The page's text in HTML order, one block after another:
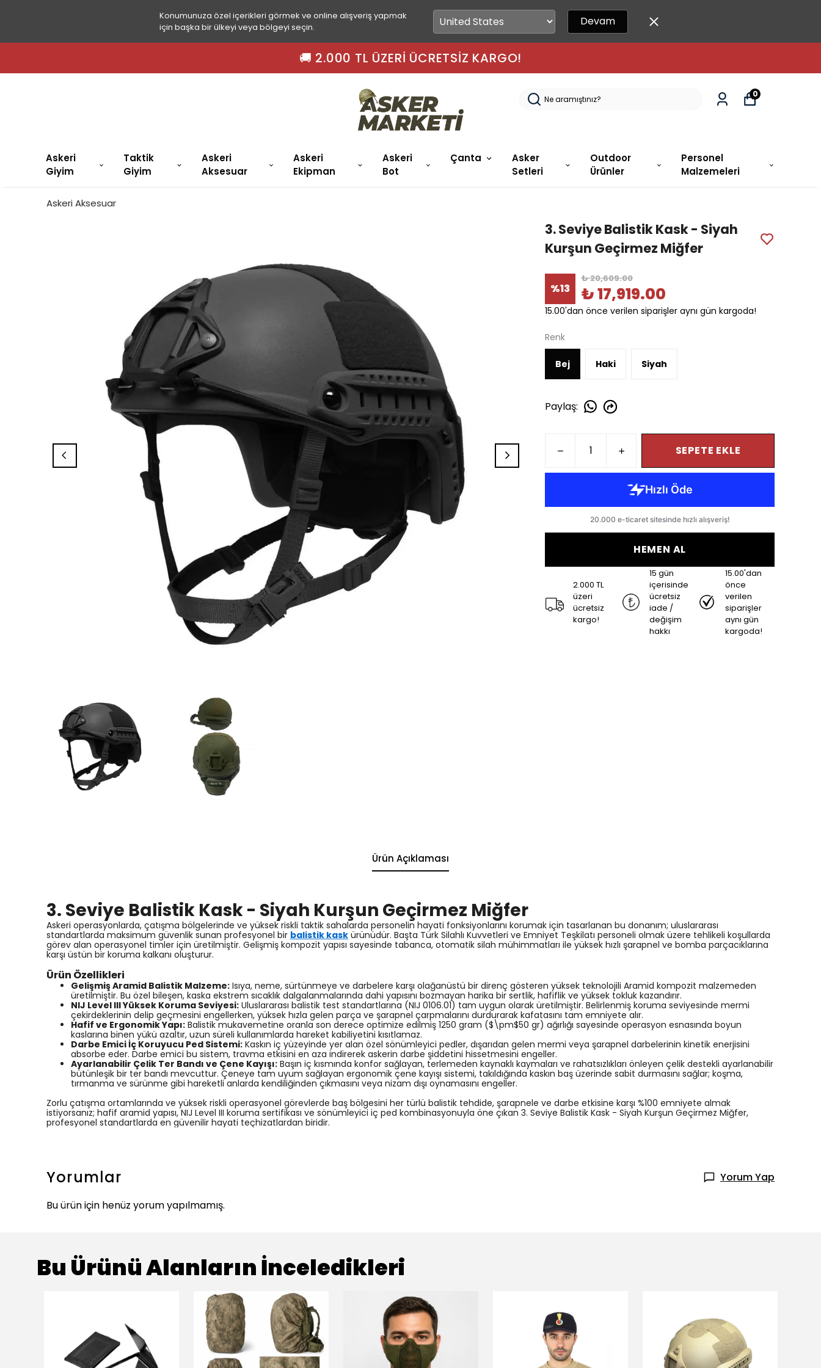
Konumunuza özel içerikleri görmek ve online alışveriş yapmak
için başka bir ülkeyi veya bölgeyi seçin.
Devam
🚚 2.000 TL ÜZERI ÜCRETSIZ KARGO!
Askeri
Giyim
Taktik
Giyim
Askeri
Aksesuar
Askeri
Ekipman
Askeri
Bot
Çanta
Asker
Setleri
Outdoor
Ürünler
Personel
Malzemeleri
0
Askeri Aksesuar
3. Seviye Balistik Kask - Siyah
Kurşun Geçirmez Miğfer
%13
₺ 20,609.00
₺ 17,919.00
15.00'dan önce verilen siparişler aynı gün kargoda!
Renk
Bej Haki Siyah
Paylaş:
SEPETE EKLE
HEMEN AL
2.000 TL
üzeri
ücretsiz
kargo!
15 gün
içerisinde
ücretsiz
iade /
değişim
hakkı
15.00'dan
önce
verilen
siparişler
aynı gün
kargoda!
Ürün Açıklaması
3. Seviye Balistik Kask - Siyah Kurşun Geçirmez Miğfer
Askeri operasyonlarda, çatışma bölgelerinde ve yüksek riskli taktik sahalarda personelin hayati fonksiyonlarını korumak için tasarlanan bu donanım; uluslararası
standartlarda maksimum güvenlik sunan profesyonel bir balistik kask ürünüdür. Başta Türk Silahlı Kuvvetleri ve Emniyet Teşkilatı personeli olmak üzere tehlikeli koşullarda
görev alan operasyonel timler için üretilmiştir. Gelişmiş kompozit yapısı sayesinde tabanca, otomatik silah mühimmatları ile yüksek hızlı şarapnel ve bomba parçacıklarına
karşı üstün bir koruma kalkanı oluşturur.
Ürün Özellikleri
Gelişmiş Aramid Balistik Malzeme: Isıya, neme, sürtünmeye ve darbelere karşı olağanüstü bir direnç gösteren yüksek teknolojili Aramid kompozit malzemeden
üretilmiştir. Bu özel bileşen, kaska ekstrem sıcaklık dalgalanmalarında dahi yapısını bozmayan harika bir sertlik, hafiflik ve yüksek tokluk kazandırır.
NIJ Level III Yüksek Koruma Seviyesi: Uluslararası balistik test standartlarına (NIJ 0106.01) tam uygun olarak üretilmiştir. Belirlenmiş koruma seviyesinde mermi
çekirdeklerinin delip geçmesini engellerken, yüksek hızla gelen parça ve şarapnel çarpmalarını durdurarak kafatasını tam emniyete alır.
Hafif ve Ergonomik Yapı: Balistik mukavemetine oranla son derece optimize edilmiş 1250 gram ($\pm$50 gr) ağırlığı sayesinde operasyon esnasında boyun
kaslarına binen yükü azaltır, uzun süreli kullanımlarda hareket kabiliyetini kısıtlamaz.
Darbe Emici İç Koruyucu Ped Sistemi: Kaskın iç yüzeyinde yer alan özel sönümleyici pedler, dışarıdan gelen mermi veya şarapnel darbelerinin kinetik enerjisini
absorbe eder. Darbe emici bu sistem, travma etkisini en aza indirerek askerin darbe şiddetini hissetmesini engeller.
Ayarlanabilir Çelik Ter Bandı ve Çene Kayışı: Başın iç kısmında konfor sağlayan, terlemeden kaynaklı kaymaları ve rahatsızlıkları önleyen çelik destekli ayarlanabilir
bütünleşik bir ter bandı mevcuttur. Çeneye tam uyum sağlayan ergonomik çene kayışı sistemi, takıldığında kaskın baş üzerinde sabit durmasını sağlar; koşma,
tırmanma ve sürünme gibi hareketli anlarda kendiliğinden çıkmasını veya nizam dışı oynamasını engeller.
Zorlu çatışma ortamlarında ve yüksek riskli operasyonel görevlerde baş bölgesini her türlü balistik tehdide, şarapnele ve darbe etkisine karşı %100 emniyete almak
istiyorsanız; hafif aramid yapısı, NIJ Level III koruma sertifikası ve sönümleyici iç ped kombinasyonuyla öne çıkan 3. Seviye Balistik Kask - Siyah Kurşun Geçirmez Miğfer,
profesyonel standartlarda en güvenilir hayati teçhizatlardan biridir.
Yorumlar
Yorum Yap
Bu ürün için henüz yorum yapılmamış.
Bu Ürünü Alanların İnceledikleri